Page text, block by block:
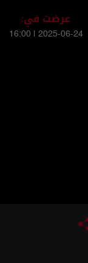
عرضت في:
2025-06-24 | 16:00